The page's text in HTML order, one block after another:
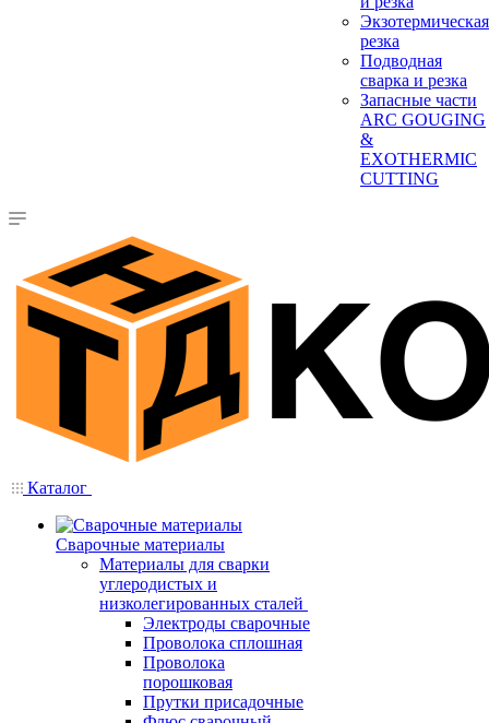
Экзотермическая
резка
Подводная
сварка и резка
Запасные части
ARC GOUGING
&
EXOTHERMIC
CUTTING
Каталог
Сварочные материалы
Материалы для сварки
углеродистых и
низколегированных сталей
Электроды сварочные
Проволока сплошная
Проволока
порошковая
Прутки присадочные